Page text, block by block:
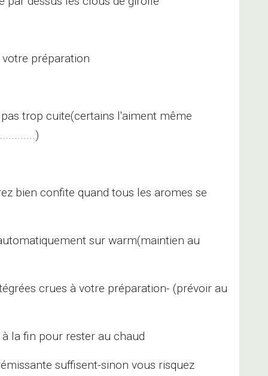
préparation
trop cuite(certains l'aiment même
bien confite quand tous les aromes se
sur warm(maintien au
crues à votre préparation- (prévoir au
la fin pour rester au chaud
suffisent-sinon vous risquez